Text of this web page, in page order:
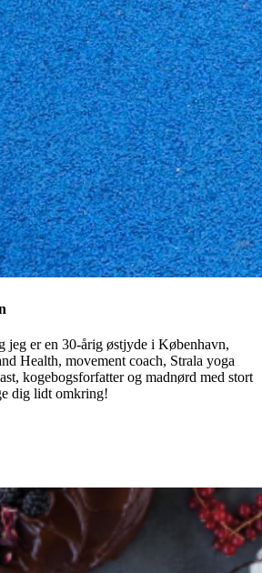
jeg er en 30-årig østjyde i København,
Health, movement coach, Strala yoga
kogebogsforfatter og madnørd med stort
dig lidt omkring!